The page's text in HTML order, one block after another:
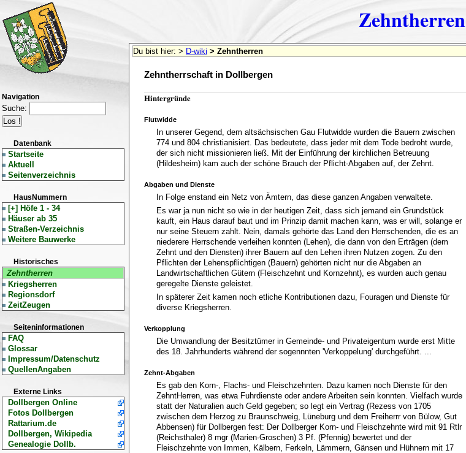
Zehntherren
Navigation
Suche:
Datenbank
Startseite
Aktuell
Seitenverzeichnis
HausNummern
[+] Höfe 1 - 34
Häuser ab 35
Straßen-Verzeichnis
Weitere Bauwerke
Historisches
Zehntherren
Kriegsherren
Regionsdorf
ZeitZeugen
Seiteninformationen
FAQ
Glossar
Impressum/Datenschutz
QuellenAngaben
Externe Links
Dollbergen Online
Fotos Dollbergen
Rattarium.de
Dollbergen, Wikipedia
Genealogie Dollb.
Du bist hier: > D-wiki > Zehntherren
Zehntherrschaft in Dollbergen
Hintergründe
Flutwidde
In unserer Gegend, dem altsächsischen Gau Flutwidde wurden die Bauern zwischen
774 und 804 christianisiert. Das bedeutete, dass jeder mit dem Tode bedroht wurde,
der sich nicht missionieren ließ. Mit der Einführung der kirchlichen Betreuung
(Hildesheim) kam auch der schöne Brauch der Pflicht-Abgaben auf, der Zehnt.
Abgaben und Dienste
In Folge enstand ein Netz von Ämtern, das diese ganzen Angaben verwaltete.
Es war ja nun nicht so wie in der heutigen Zeit, dass sich jemand ein Grundstück
kauft, ein Haus darauf baut und im Prinzip damit machen kann, was er will, solange er
nur seine Steuern zahlt. Nein, damals gehörte das Land den Herrschenden, die es an
niederere Herrschende verleihen konnten (Lehen), die dann von den Erträgen (dem
Zehnt und den Diensten) ihrer Bauern auf den Lehen ihren Nutzen zogen. Zu den
Pflichten der Lehenspflichtigen (Bauern) gehörten nicht nur die Abgaben an
Landwirtschaftlichen Gütern (Fleischzehnt und Kornzehnt), es wurden auch genau
geregelte Dienste geleistet.
In späterer Zeit kamen noch etliche Kontributionen dazu, Fouragen und Dienste für
diverse Kriegsherren.
Verkopplung
Die Umwandlung der Besitztümer in Gemeinde- und Privateigentum wurde erst Mitte
des 18. Jahrhunderts während der sogennnten 'Verkoppelung' durchgeführt. ...
Zehnt-Abgaben
Es gab den Korn-, Flachs- und Fleischzehnten. Dazu kamen noch Dienste für den
ZehntHerren, was etwa Fuhrdienste oder andere Arbeiten sein konnten. Vielfach wurde
statt der Naturalien auch Geld gegeben; so legt ein Vertrag (Rezess von 1705
zwischen dem Herzog zu Braunschweig, Lüneburg und dem Freiherrr von Bülow, Gut
Abbensen) für Dollbergen fest: Der Dollberger Korn- und Fleischzehnte wird mit 91 Rtlr
(Reichsthaler) 8 mgr (Marien-Groschen) 3 Pf. (Pfennig) bewertet und der
Fleischzehnte von Immen, Kälbern, Ferkeln, Lämmern, Gänsen und Hühnern mit 17